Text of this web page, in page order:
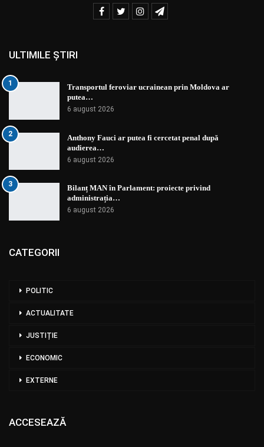
ULTIMILE ȘTIRI
1
Transportul feroviar ucrainean prin Moldova ar
putea…
6 august 2026
2
Anthony Fauci ar putea fi cercetat penal după
audierea…
6 august 2026
3
Bilanț MAN în Parlament: proiecte privind
administrația…
6 august 2026
CATEGORII
POLITIC
ACTUALITATE
JUSTIȚIE
ECONOMIC
EXTERNE
ACCESEAZĂ